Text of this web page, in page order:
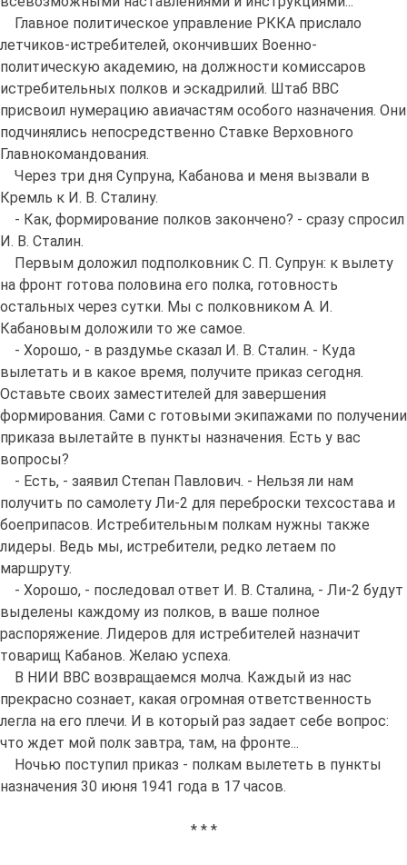
Главное политическое управление РККА прислало
летчиков-истребителей, окончивших Военно-
политическую академию, на должности комиссаров
истребительных полков и эскадрилий. Штаб ВВС
присвоил нумерацию авиачастям особого назначения. Они
подчинялись непосредственно Ставке Верховного
Главнокомандования.
Через три дня Супруна, Кабанова и меня вызвали в
Кремль к И. В. Сталину.
- Как, формирование полков закончено? - сразу спросил
И. В. Сталин.
Первым доложил подполковник С. П. Супрун: к вылету
на фронт готова половина его полка, готовность
остальных через сутки. Мы с полковником А. И.
Кабановым доложили то же самое.
- Хорошо, - в раздумье сказал И. В. Сталин. - Куда
вылетать и в какое время, получите приказ сегодня.
Оставьте своих заместителей для завершения
формирования. Сами с готовыми экипажами по получении
приказа вылетайте в пункты назначения. Есть у вас
вопросы?
- Есть, - заявил Степан Павлович. - Нельзя ли нам
получить по самолету Ли-2 для переброски техсостава и
боеприпасов. Истребительным полкам нужны также
лидеры. Ведь мы, истребители, редко летаем по
маршруту.
- Хорошо, - последовал ответ И. В. Сталина, - Ли-2 будут
выделены каждому из полков, в ваше полное
распоряжение. Лидеров для истребителей назначит
товарищ Кабанов. Желаю успеха.
В НИИ ВВС возвращаемся молча. Каждый из нас
прекрасно сознает, какая огромная ответственность
легла на его плечи. И в который раз задает себе вопрос:
что ждет мой полк завтра, там, на фронте...
Ночью поступил приказ - полкам вылететь в пункты
назначения 30 июня 1941 года в 17 часов.
* * *